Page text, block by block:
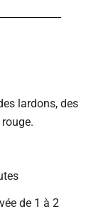
lardons, des
de 1 à 2